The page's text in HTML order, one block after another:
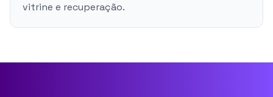
vitrine e recuperação.